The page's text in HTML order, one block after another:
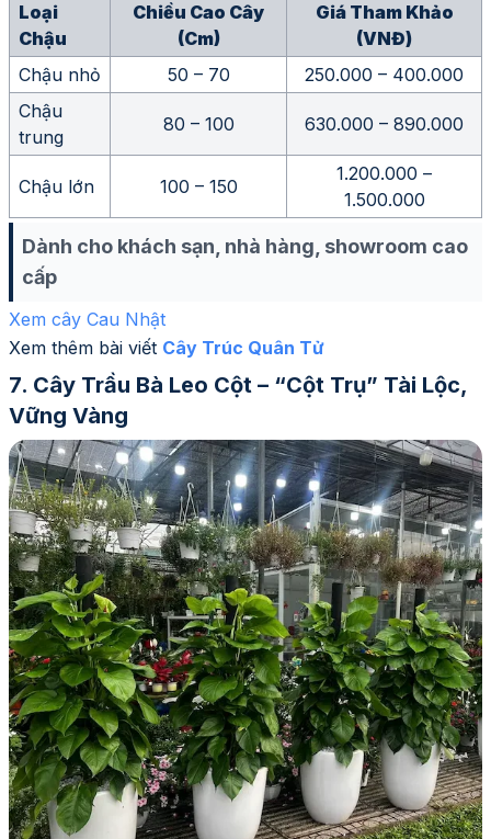
Loại
Chậu
Chiều Cao Cây
(cm)
Giá Tham Khảo
(VNĐ)
Chậu nhỏ
50 – 70
250.000 – 400.000
Chậu
trung
80 – 100 630.000 – 890.000
Chậu lớn 100 – 150
1.200.000 –
1.500.000
Dành cho khách sạn, nhà hàng, showroom cao
cấp
Xem cây Cau Nhật
Xem thêm bài viết Cây Trúc Quân Tử
Cây Trầu Bà Leo Cột – “Cột Trụ” Tài Lộc,
Vững Vàng